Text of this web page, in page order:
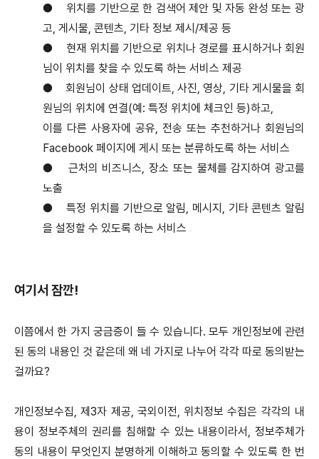
●
위치를 기반으로 한 검색어 제안 및 자동 완성 또는 광
고, 게시물, 콘텐츠, 기타 정보 제시/제공 등
●
현재 위치를 기반으로 위치나 경로를 표시하거나 회원
님이 위치를 찾을 수 있도록 하는 서비스 제공
●
회원님이 상태 업데이트, 사진, 영상, 기타 게시물을 회
원님의 위치에 연결(예: 특정 위치에 체크인 등)하고,
이를 다른 사용자에 공유, 전송 또는 추천하거나 회원님의
Facebook 페이지에 게시 또는 분류하도록 하는 서비스
●
근처의 비즈니스, 장소 또는 물체를 감지하여 광고를
노출
●
특정 위치를 기반으로 알림, 메시지, 기타 콘텐츠 알림
을 설정할 수 있도록 하는 서비스
여기서 잠깐!
이쯤에서 한 가지 궁금증이 들 수 있습니다.모두 개인정보에 관련
된 동의 내용인 것 같은데 왜 네 가지로 나누어 각각 따로 동의받는
걸까요?
개인정보수집, 제3자 제공, 국외이전, 위치정보 수집은 각각의 내
용이 정보주체의 권리를 침해할 수 있는 내용이라서, 정보주체가
동의 내용이 무엇인지 분명하게 이해하고 동의할 수 있도록 한 번